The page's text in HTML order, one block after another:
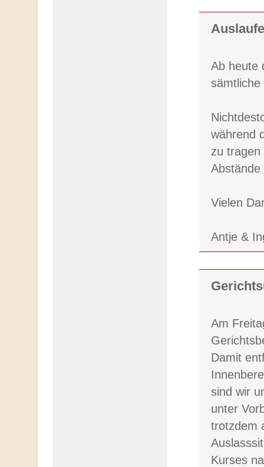
Ab heute
sämtliche
während
zu tragen
Abstände
Vielen
Antje &
Am
Damit
sind wir
unter
trotzdem
Kurses